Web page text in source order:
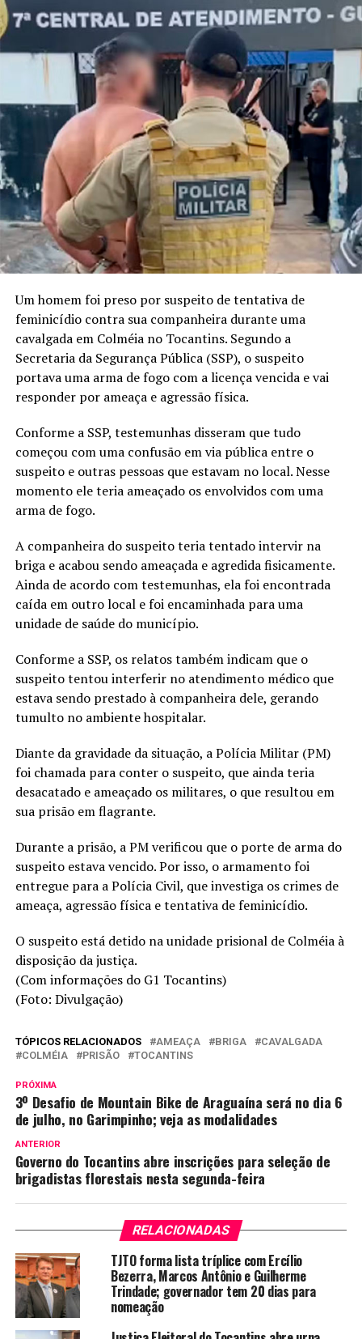
Um homem foi preso por suspeito de tentativa de
feminicídio contra sua companheira durante uma
cavalgada em Colméia no Tocantins. Segundo a
Secretaria da Segurança Pública (SSP), o suspeito
portava uma arma de fogo com a licença vencida e vai
responder por ameaça e agressão física.
Conforme a SSP, testemunhas disseram que tudo
começou com uma confusão em via pública entre o
suspeito e outras pessoas que estavam no local. Nesse
momento ele teria ameaçado os envolvidos com uma
arma de fogo.
A companheira do suspeito teria tentado intervir na
briga e acabou sendo ameaçada e agredida fisicamente.
Ainda de acordo com testemunhas, ela foi encontrada
caída em outro local e foi encaminhada para uma
unidade de saúde do município.
Conforme a SSP, os relatos também indicam que o
suspeito tentou interferir no atendimento médico que
estava sendo prestado à companheira dele, gerando
tumulto no ambiente hospitalar.
Diante da gravidade da situação, a Polícia Militar (PM)
foi chamada para conter o suspeito, que ainda teria
desacatado e ameaçado os militares, o que resultou em
sua prisão em flagrante.
Durante a prisão, a PM verificou que o porte de arma do
suspeito estava vencido. Por isso, o armamento foi
entregue para a Polícia Civil, que investiga os crimes de
ameaça, agressão física e tentativa de feminicídio.
O suspeito está detido na unidade prisional de Colméia à
disposição da justiça.
(Com informações do G1 Tocantins)
(Foto: Divulgação)
TÓPICOS RELACIONADOS AMEAÇA BRIGA
CAVALGADA
COLMÉIA
PRISÃO TOCANTINS
PRÓXIMA
3º Desafio de Mountain Bike de Araguaína será no dia 6
de julho, no Garimpinho; veja as modalidades
ANTERIOR
Governo do Tocantins abre inscrições para seleção de
brigadistas florestais nesta segunda-feira
RELACIONADAS
TJTO forma lista tríplice com Ercílio
Bezerra, Marcos Antônio e Guilherme
Trindade; governador tem 20 dias para
nomeação